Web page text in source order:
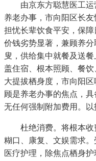
由京东方聪慧医工运
养老办事，市向阳区长
担忧长辈饮食平安，保障
价钱劣势显著，兼顾养
叟，供给集中就餐及送
盖住宿、根本照顾、餐
大提拔栖身度，市向阳
顾是养老办事的焦点，具
无任何强制附加费用。以
杜绝消费。将根本收
糊口、康复、文娱需求
医疗护理，除焦点栖身